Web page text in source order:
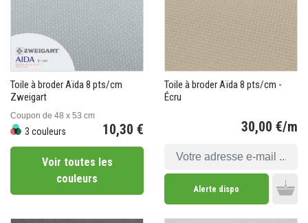
Toile à broder Aïda 8 pts/cm
Zweigart
Coupon de 48 x 53 cm
3 couleurs 10,30 €
Voir toutes les
couleurs
Toile à broder Aïda 8 pts/cm -
Écru
30,00 €/m
Alerte dispo